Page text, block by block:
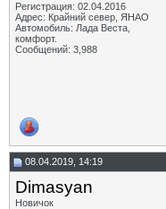
Регистрация: 02.04.2016
Адрес: Крайний север, ЯНАО
Автомобиль: Лада Веста,
комфорт.
Сообщений: 3,988
08.04.2019, 14:19
Dimasyan
Новичок